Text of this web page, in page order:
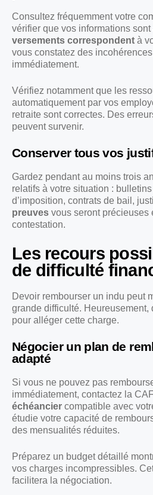
Consultez fréquemment votre
vérifier que vos informations
versements correspondent à
vous constatez des
immédiatement.
Vérifiez notamment que les
automatiquement par vos
retraite sont correctes. Des
peuvent survenir.
Conserver tous vos
Gardez pendant au moins trois
relatifs à votre situation :
d’imposition, contrats de bail,
preuves vous seront précieuses
contestation.
Les recours
de difficulté
Devoir rembourser un indu peut
grande difficulté. Heureusement,
pour alléger cette charge.
Négocier un plan de
adapté
Si vous ne pouvez pas
immédiatement, contactez la
échéancier compatible avec
étudie votre capacité de
des mensualités réduites.
Préparez un budget détaillé
vos charges incompressibles.
facilitera la négociation.